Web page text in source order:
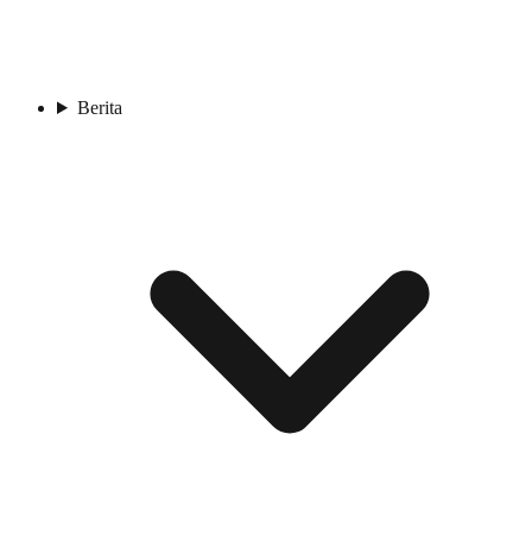
Berita